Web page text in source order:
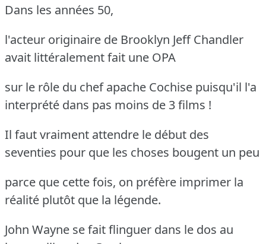
Dans les années 50,
l'acteur originaire de Brooklyn Jeff Chandler
avait littéralement fait une OPA
sur le rôle du chef apache Cochise puisqu'il l'a
interprété dans pas moins de 3 films !
Il faut vraiment attendre le début des
seventies pour que les choses bougent un peu
parce que cette fois, on préfère imprimer la
réalité plutôt que la légende.
John Wayne se fait flinguer dans le dos au